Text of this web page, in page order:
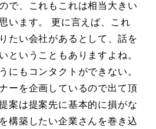
で、これもこれは相当大きい
います。 更に言えば、これ
たい会社があるとして、話を
ということもありますよね。
にもコンタクトができない。
ーを企画しているので出て頂
案は提案先に基本的に損がな
構築したい企業さんを巻き込